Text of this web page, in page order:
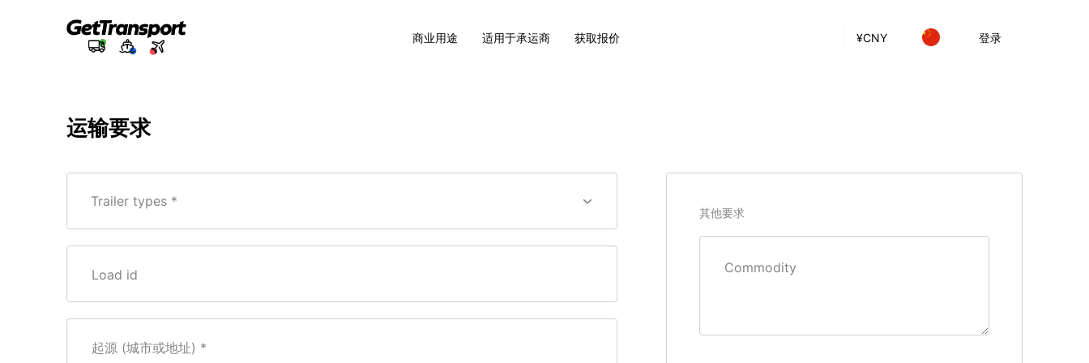
¥CNY 登录
商业用途 适用于承运商 获取报价
运输要求
Trailer types *
Load id
起源 (城市或地址)
其他要求
Сommodity